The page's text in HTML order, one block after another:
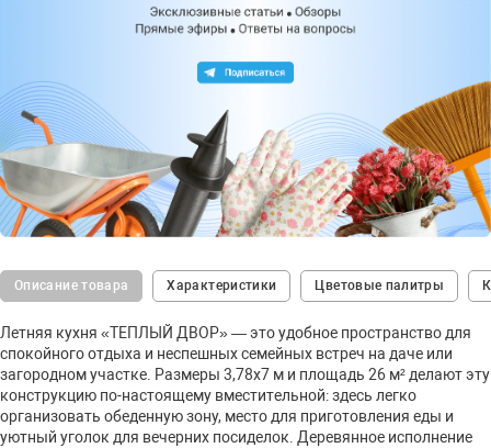
Описание товара Характеристики Цветовые палитры
Летняя кухня «ТЕПЛЫЙ ДВОР» — это удобное пространство для
спокойного отдыха и неспешных семейных встреч на даче или
загородном участке. Размеры 3,78х7 м и площадь 26 м² делают эту
конструкцию по-настоящему вместительной: здесь легко
организовать обеденную зону, место для приготовления еды и
уютный уголок для вечерних посиделок. Деревянное исполнение